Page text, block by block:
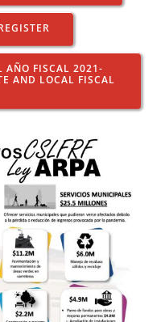
AÑO FISCAL 2021-
AND LOCAL FISCAL